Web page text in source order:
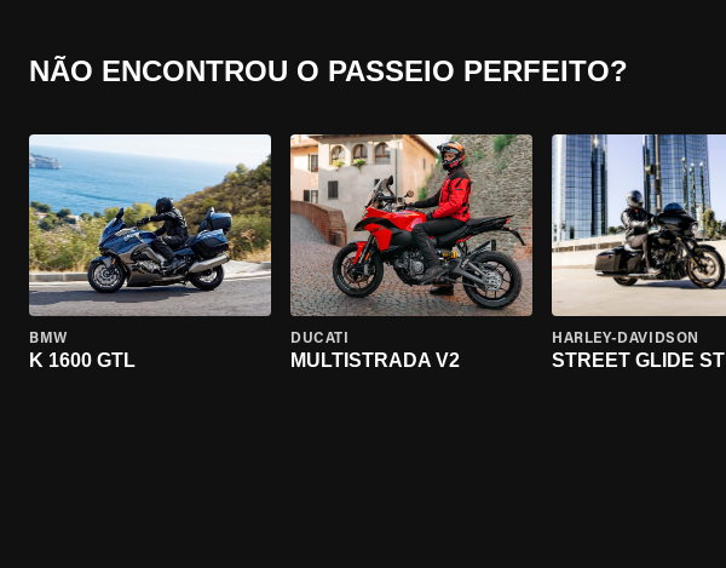
NÃO ENCONTROU O PASSEIO PERFEITO?
BMW
K 1600 GTL
DUCATI
MULTISTRADA V2
HARLEY-DAVIDSON
STREET GLIDE ST